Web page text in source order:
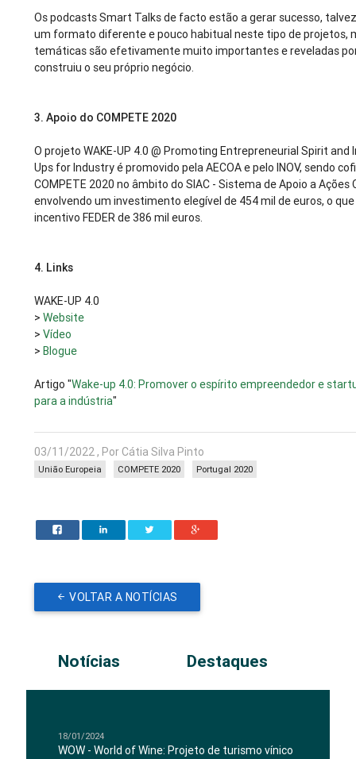
Os podcasts Smart Talks de facto estão a gerar sucesso,
um formato diferente e pouco habitual neste tipo de projetos,
temáticas são efetivamente muito importantes e reveladas
construiu o seu próprio negócio.
3. Apoio do COMPETE 2020
O projeto WAKE-UP 4.0 @ Promoting Entrepreneurial Spirit
Ups for Industry é promovido pela AECOA e pelo INOV, sendo
COMPETE 2020 no âmbito do SIAC - Sistema de Apoio a Ações
envolvendo um investimento elegível de 454 mil de euros, o
incentivo FEDER de 386 mil euros.
4. Links
WAKE-UP 4.0
>Website
>Vídeo
> Blogue
Artigo "Wake-up 4.0: Promover o espírito empreendedor e
para a indústria"
03/11/2022 , Por Cátia Silva Pinto
Portugal 2020
COMPETE 2020
União Europeia
VOLTAR A NOTÍCIAS
Notícias Destaques
18/01/2024
WOW - World of Wine: Projeto de turismo vínico